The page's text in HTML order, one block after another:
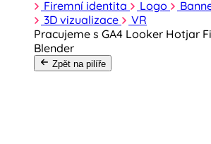
Firemní identita Logo
3D vizualizace
VR
Pracujeme s GA4 Looker Hotjar
Blender
Zpět na pilíře